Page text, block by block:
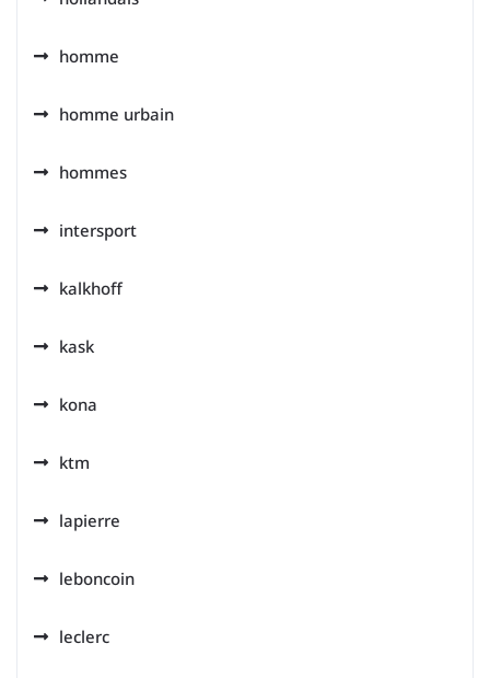
homme
homme urbain
hommes
intersport
kalkhoff
kask
kona
ktm
lapierre
leboncoin
leclerc